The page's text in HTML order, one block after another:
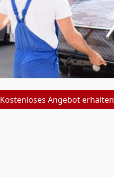
Kostenloses Angebot erhalten